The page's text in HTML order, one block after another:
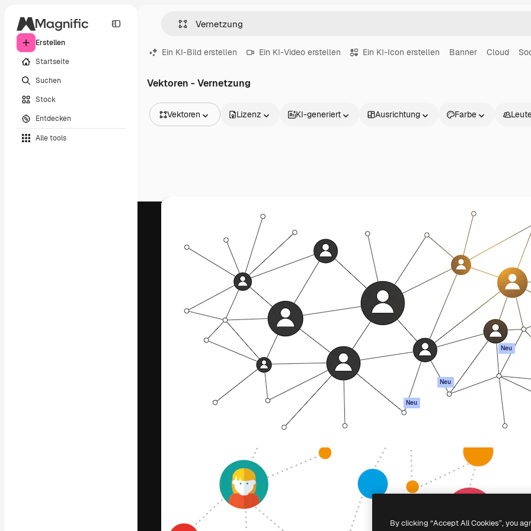
Erstellen
Startseite
Suchen
Stock
Entdecken
Alle tools
Ein KI-Bild erstellen Ein KI-Video erstellen Ein KI-Icon erstellen Banner Cloud
Vektoren - Vernetzung
Vektoren
Videos
3D-Modelle
Lizenz KI-generiert Ausrichtung Farbe
Die kreative Plattform, um deine beste
Arbeit zu verwirklichen. Mehr als 1 Million
Abonnenten unter Kreativen, Unternehmen,
Agenturen und Studios.
Deutsch
Produkte
Spaces
KI-Assistent
KI-Bildgenerator
KI-Videogenerator
Stimmengenerator
Stock-Inhalte
Claude/ChatGPT
Neu
Agenten Neu
Alle Magnific-Tools
Loslegen
Academy
Dokumentation
Support
AGB
Originale Neu
Cookie-Richtlinie
Partner
Unternehmen
Copyright © 2010-2026 Freepik Company S.L.U. Alle Rechte vorbehalten
By clicking “Accept All Cookies”, you